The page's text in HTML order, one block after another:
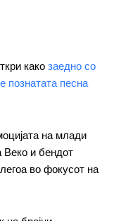
какозаедно со
познатата песна
на млади
Веко и бендот
во фокусот на